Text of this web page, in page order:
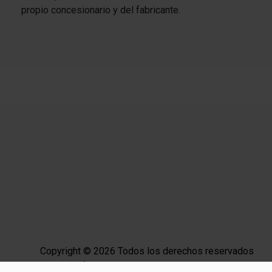
propio concesionario y del fabricante.
Copyright © 2026 Todos los derechos reservados
Plataforma Ocasión byReleasemarketing S.L.